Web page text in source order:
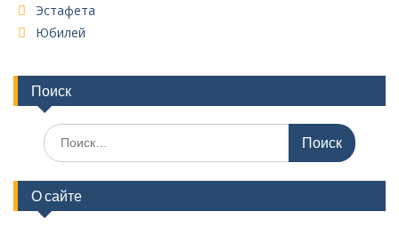
Эстафета
Юбилей
Поиск
Поиск
по:
О сайте